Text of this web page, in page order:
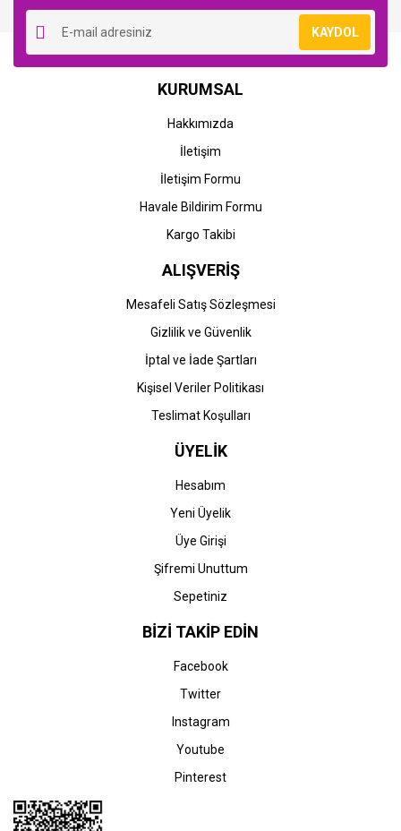
KAYDOL
KURUMSAL
Hakkımızda
İletişim
İletişim Formu
Havale Bildirim Formu
Kargo Takibi
ALIŞVERİŞ
Mesafeli Satış Sözleşmesi
Gizlilik ve Güvenlik
İptal ve İade Şartları
Kişisel Veriler Politikası
Teslimat Koşulları
ÜYELİK
Hesabım
Yeni Üyelik
Üye Girişi
Şifremi Unuttum
Sepetiniz
BİZİ TAKİP EDİN
Facebook
Twitter
Instagram
Youtube
Pinterest